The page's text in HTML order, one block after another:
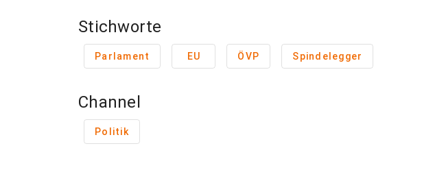
Stichworte
Parlament EU ÖVP Spindelegger
Channel
Politik